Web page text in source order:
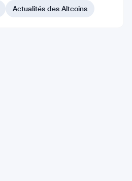
Actualités des Altcoins